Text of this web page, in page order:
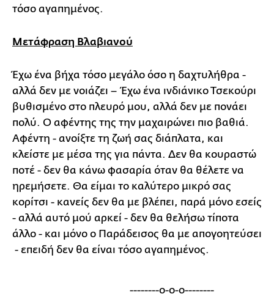
τόσο αγαπημένος.
Μετάφραση Βλαβιανού
Έχω ένα βήχα τόσο μεγάλο όσο η δαχτυλήθρα -
αλλά δεν με νοιάζει – Έχω ένα ινδιάνικο Τσεκούρι
βυθισμένο στο πλευρό μου, αλλά δεν με πονάει
πολύ. Ο αφέντης της την μαχαιρώνει πιο βαθιά.
Αφέντη - ανοίξτε τη ζωή σας διάπλατα, και
κλείστε με μέσα της για πάντα. Δεν θα κουραστώ
ποτέ - δεν θα κάνω φασαρία όταν θα θέλετε να
ηρεμήσετε. Θα είμαι το καλύτερο μικρό σας
κορίτσι - κανείς δεν θα με βλέπει, παρά μόνο εσείς
- αλλά αυτό μού αρκεί - δεν θα θελήσω τίποτα
άλλο - και μόνο ο Παράδεισος θα με απογοητεύσει
- επειδή δεν θα είναι τόσο αγαπημένος.
--------ο-ο-ο--------